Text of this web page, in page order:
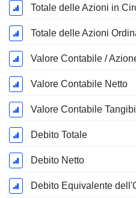
Totale delle Azioni
Valore Contabile /
Valore Contabile Netto
Valore Contabile
Debito Totale
Debito Netto